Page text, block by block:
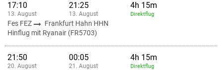
17:10
13. August
21:25
13. August
4h 15m
Direktflug
Fes FEZ
Frankfurt Hahn HHN
Hinflug mit Ryanair (FR5703)
21:50
20. August
00:05
21. August
4h 15m
Direktflug